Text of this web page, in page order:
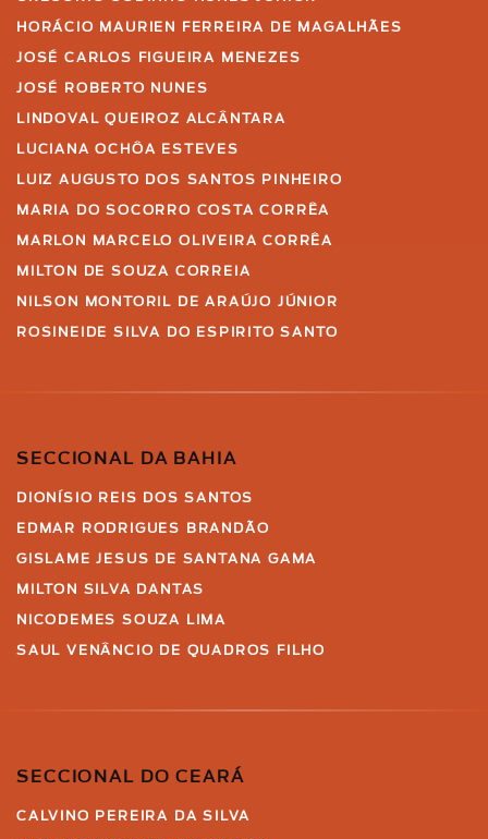
HORÁCIO MAURIEN FERREIRA DE MAGALHÃES
JOSÉ CARLOS FIGUEIRA MENEZES
JOSÉ ROBERTO NUNES
LINDOVAL QUEIROZ ALCÂNTARA
LUCIANA OCHÔA ESTEVES
LUIZ AUGUSTO DOS SANTOS PINHEIRO
MARIA DO SOCORRO COSTA CORRÊA
MARLON MARCELO OLIVEIRA CORRÊA
MILTON DE SOUZA CORREIA
NILSON MONTORIL DE ARAÚJO JÚNIOR
ROSINEIDE SILVA DO ESPIRITO SANTO
SECCIONAL DA BAHIA
DIONÍSIO REIS DOS SANTOS
EDMAR RODRIGUES BRANDÃO
GISLAME JESUS DE SANTANA GAMA
MILTON SILVA DANTAS
NICODEMES SOUZA LIMA
SAUL VENÂNCIO DE QUADROS FILHO
SECCIONAL DO CEARÁ
CALVINO PEREIRA DA SILVA